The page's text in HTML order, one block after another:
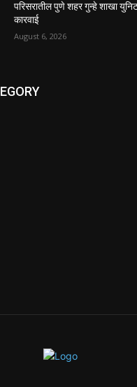
परिसरातील पुणे शहर गुन्हे शाखा
कारवाई
August 6, 2026